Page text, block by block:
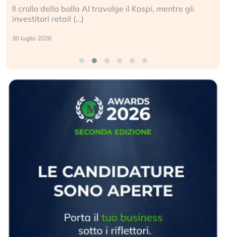
Il crollo della bolla AI travolge il Kospi, mentre gli
investitori retail (…)
30 luglio 2026